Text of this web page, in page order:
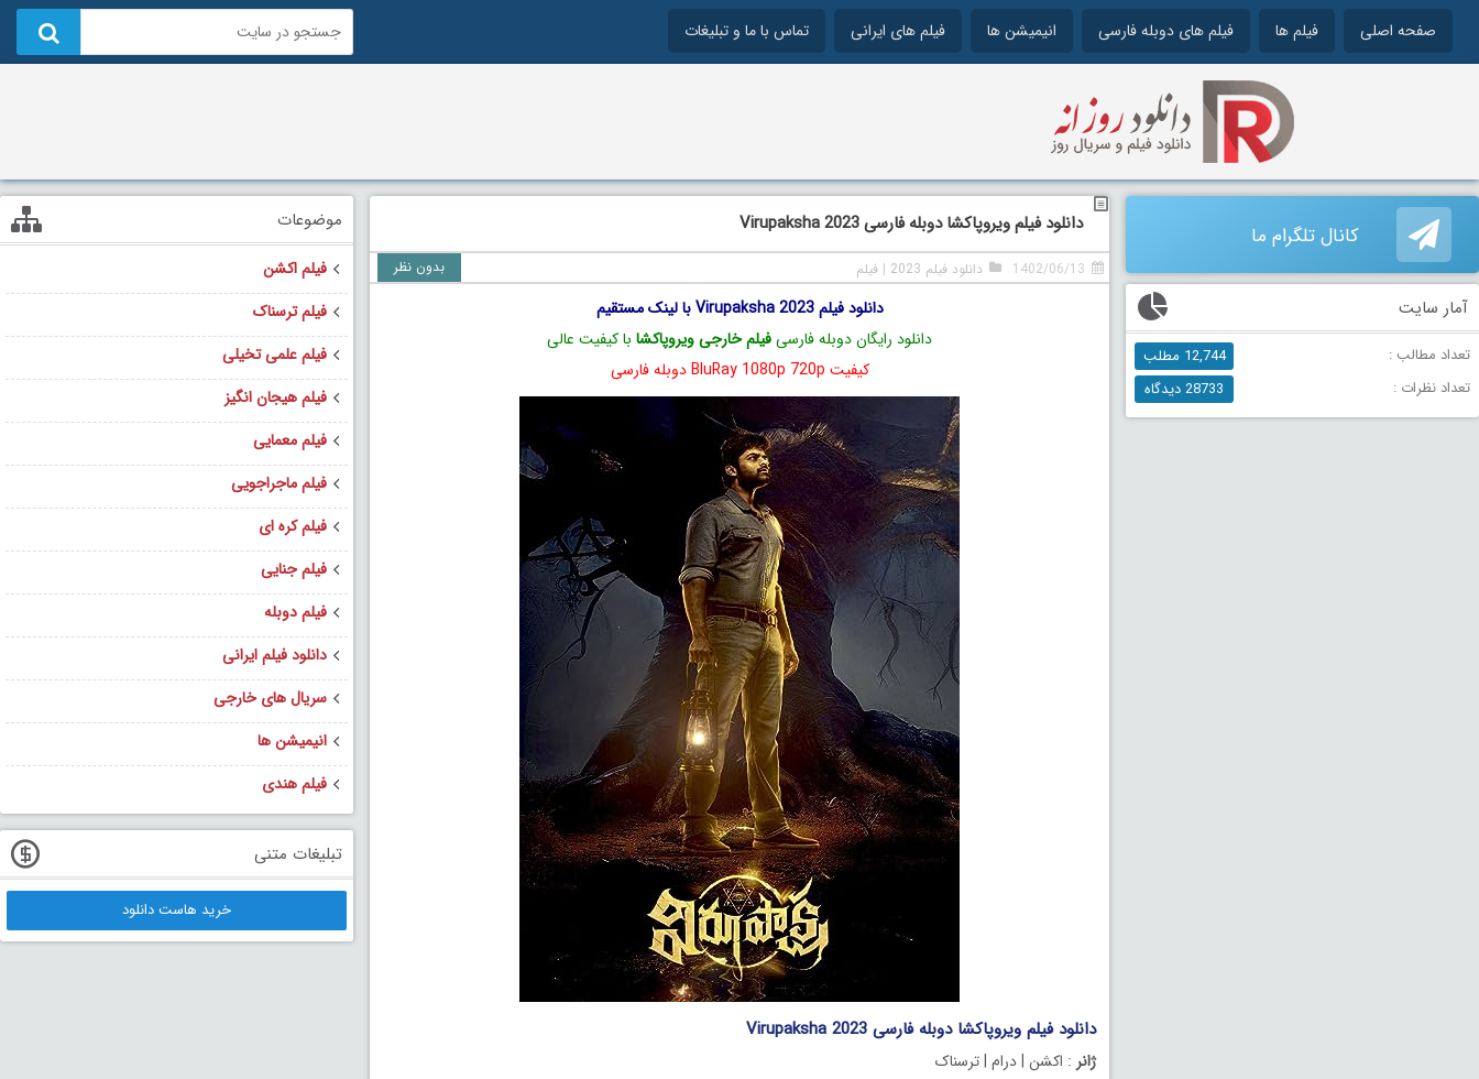
صفحه اصلی فیلم ها فیلم های دوبله فارسی انیمیشن ها فیلم های ایرانی تماس با ما و تبلیغات
دانلود فیلم ویروپاکشا دوبله فارسی Virupaksha 2023
1402/06/13 دانلود فیلم 2023 | فیلم بدون نظر
دانلود فیلم Virupaksha 2023 با لینک مستقیم
دانلود رایگان دوبله فارسیفیلم خارجی ویروپاکشا با کیفیت عالی
کیفیت BluRay 1080p 720p دوبله فارسی
دانلود فیلم ویروپاکشا دوبله فارسی Virupaksha 2023
ژانر : اکشن | درام | ترسناک
کانال تلگرام ما
آمار سایت
تعداد مطالب :
12,744 مطلب
تعداد نظرات :
28733 دیدگاه
موضوعات
فیلم اکشن
فیلم ترسناک
فیلم علمی تخیلی
فیلم هیجان انگیز
فیلم معمایی
فیلم ماجراجویی
فیلم کره ای
فیلم جنایی
فیلم دوبله
دانلود فیلم ایرانی
سریال های خارجی
انیمیشن ها
فیلم هندی
تبلیغات متنی
خرید هاست دانلود